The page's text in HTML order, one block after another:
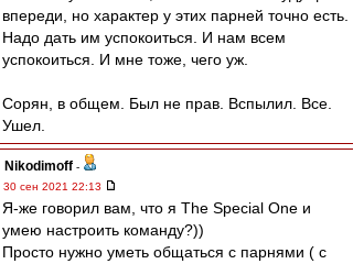
впереди, но характер у этих парней точно есть.
Надо дать им успокоиться. И нам всем
успокоиться. И мне тоже, чего уж.
Сорян, в общем. Был не прав. Вспылил. Все.
Ушел.
Nikodimoff -
30 сен 2021 22:13
Я-же говорил вам, что я The Special One и
умею настроить команду?))
Просто нужно уметь общаться с парнями ( с